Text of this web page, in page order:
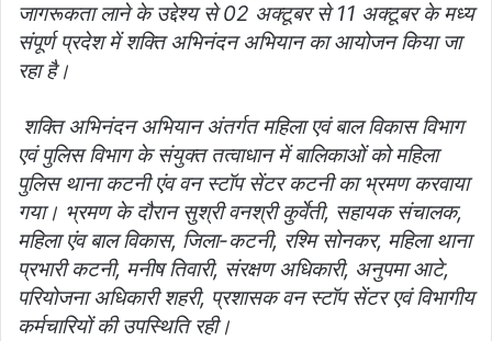
जागरूकता लाने के उद्देश्य से 02 अक्टूबर से 11 अक्टूबर के मध्य
संपूर्ण प्रदेश में शक्ति अभिनंदन अभियान का आयोजन किया जा
रहा है।
शक्ति अभिनंदन अभियान अंतर्गत महिला एवं बाल विकास विभाग
एवं पुलिस विभाग के संयुक्त तत्वाधान में बालिकाओं को महिला
पुलिस थाना कटनी एंव वन स्टॉप सेंटर कटनी का भ्रमण करवाया
गया। भ्रमण के दौरान सुश्री वनश्री कुर्वेती, सहायक संचालक,
महिला एंव बाल विकास, जिला-कटनी, रश्मि सोनकर, महिला थाना
प्रभारी कटनी, मनीष तिवारी, संरक्षण अधिकारी, अनुपमा आटे,
परियोजना अधिकारी शहरी, प्रशासक वन स्टॉप सेंटर एवं विभागीय
कर्मचारियों की उपस्थिति रही।